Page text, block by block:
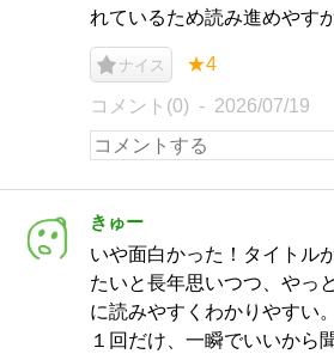
れているため読み進めやす
ナイス ★4
コメント(0) 2026/07/19
きゅー
いや面白かった！タイトル
たいと長年思いつつ、やっ
に読みやすくわかりやすい
１回だけ、一瞬でいいから